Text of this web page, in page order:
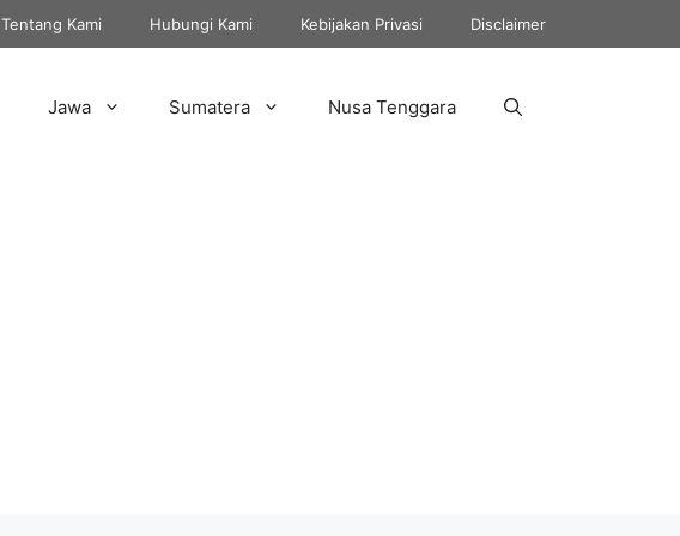
Tentang Kami Hubungi Kami Kebijakan Privasi Disclaimer
Jawa Sumatera Nusa Tenggara